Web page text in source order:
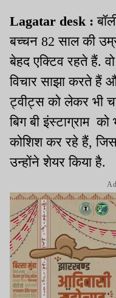
Lagatar desk :
बच्चन 82 साल की
बेहद एक्टिव रहते हैं.
विचार साझा करते हैं
ट्वीट्स को लेकर भी
बिग बी इंस्टाग्राम
कोशिश कर रहे हैं,
उन्होंने शेयर किया है.